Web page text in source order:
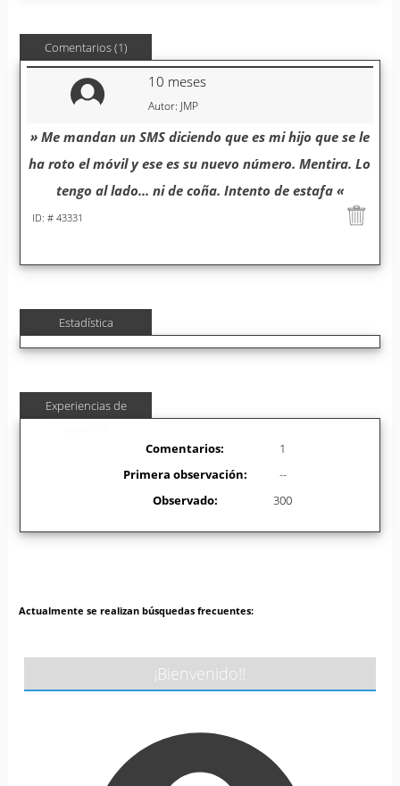
Comentarios (1)
Autor: JMP
10 meses
ID: # 43331
» Me mandan un SMS diciendo que es mi hijo que se le
ha roto el móvil y ese es su nuevo número. Mentira. Lo
tengo al lado... ni de coña. Intento de estafa «
Estadística
Experiencias de
Comentarios:
1
Primera observación:
--
Observado:
300
Actualmente se realizan búsquedas frecuentes:
¡Bienvenido!!